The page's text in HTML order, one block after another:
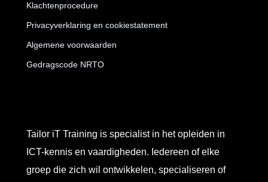
Tailor iT Training is specialist in het opleiden in
ICT-kennis en vaardigheden. Iedereen of elke
groep die zich wil ontwikkelen, specialiseren of
Klachtenprocedure
Privacyverklaring en cookiestatement
Algemene voorwaarden
Gedragscode NRTO